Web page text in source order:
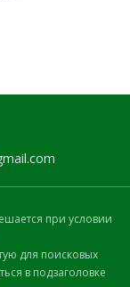
при условии
для поисковых
в подзаголовке